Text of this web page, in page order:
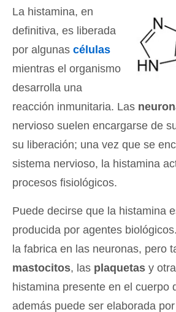
La histamina, en
definitiva, es liberada
por algunas células
mientras el organismo
desarrolla una
reacción inmunitaria. Las
nervioso suelen encargarse de
su liberación; una vez que se
sistema nervioso, la histamina
procesos fisiológicos.
Puede decirse que la histamina
producida por agentes
la fabrica en las neuronas, pero
mastocitos, las plaquetas y
histamina presente en el cuerpo
además puede ser elaborada por